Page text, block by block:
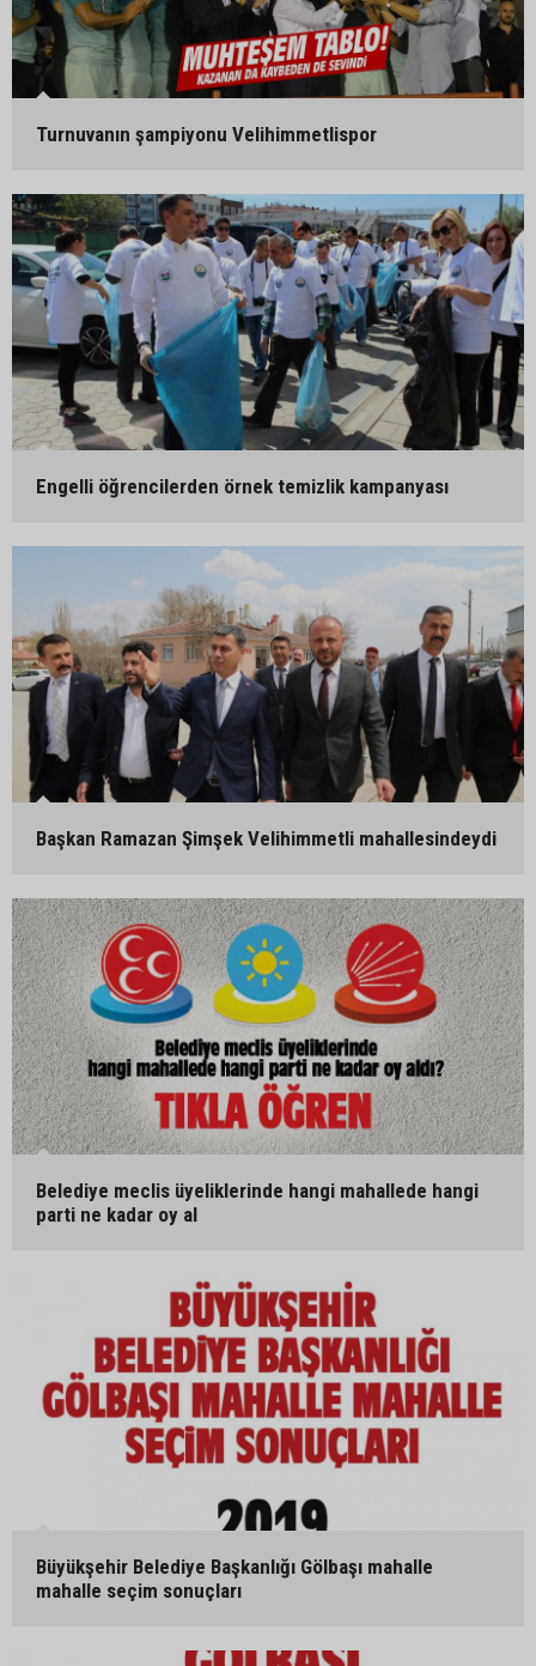
Turnuvanın şampiyonu Velihimmetlispor
Engelli öğrencilerden örnek temizlik kampanyası
Başkan Ramazan Şimşek Velihimmetli mahallesindeydi
Belediye meclis üyeliklerinde hangi mahallede hangi
parti ne kadar oy al
Büyükşehir Belediye Başkanlığı Gölbaşı mahalle
mahalle seçim sonuçları